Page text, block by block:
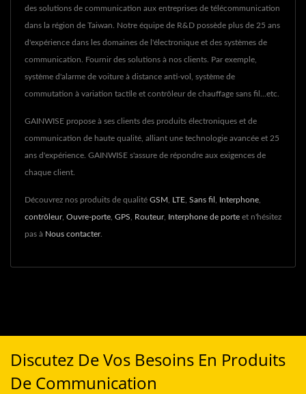
des solutions de communication aux entreprises de télécommunication
dans la région de Taiwan. Notre équipe de R&D possède plus de 25 ans
d'expérience dans les domaines de l'électronique et des systèmes de
communication. Fournir des solutions à nos clients. Par exemple,
système d'alarme de voiture à distance anti-vol, système de
commutation à variation tactile et contrôleur de chauffage sans fil...etc.
GAINWISE propose à ses clients des produits électroniques et de
communication de haute qualité, alliant une technologie avancée et 25
ans d'expérience. GAINWISE s'assure de répondre aux exigences de
chaque client.
Découvrez nos produits de qualité GSM LTE Sans fil Interphone
contrôleur, Ouvre-porte GPS Routeur, Interphone de porte et n'hésitez
pas à Nous contacter.
Discutez De Vos Besoins En Produits
De Communication